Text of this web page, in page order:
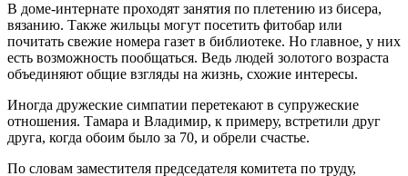
В доме-интернате проходят занятия по плетению из бисера,
вязанию. Также жильцы могут посетить фитобар или
почитать свежие номера газет в библиотеке. Но главное, у них
есть возможность пообщаться. Ведь людей золотого возраста
объединяют общие взгляды на жизнь, схожие интересы.
Иногда дружеские симпатии перетекают в супружеские
отношения. Тамара и Владимир, к примеру, встретили друг
друга, когда обоим было за 70, и обрели счастье.
По словам заместителя председателя комитета по труду,